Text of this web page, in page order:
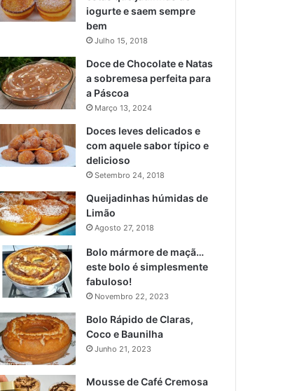
iogurte e saem sempre
bem
Julho 15, 2018
Doce de Chocolate e Natas
a sobremesa perfeita para
a Páscoa
Março 13, 2024
Doces leves delicados e
com aquele sabor típico e
delicioso
Setembro 24, 2018
Queijadinhas húmidas de
Limão
Agosto 27, 2018
Bolo mármore de maçã…
este bolo é simplesmente
fabuloso!
Novembro 22, 2023
Bolo Rápido de Claras,
Coco e Baunilha
Junho 21, 2023
Mousse de Café Cremosa